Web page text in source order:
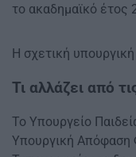
το ακαδημαϊκό έτος
Η σχετική υπουργική
Τι αλλάζει από
Το Υπουργείο
Υπουργική Απόφαση